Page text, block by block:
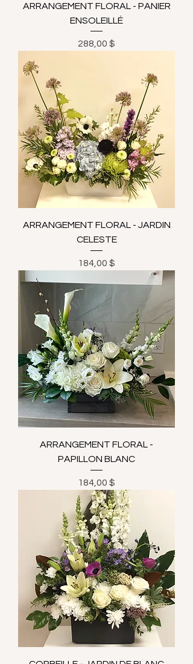
ARRANGEMENT FLORAL - PANIER
ENSOLEILLÉ
Prix
288,00 $
ARRANGEMENT FLORAL - JARDIN
CELESTE
Prix
184,00 $
ARRANGEMENT FLORAL -
PAPILLON BLANC
Prix
184,00 $